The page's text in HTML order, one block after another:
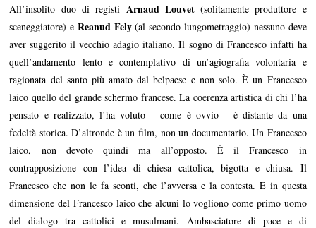
All’insolito duo di registi Arnaud Louvet(solitamente produttore e
sceneggiatore) e Reanud Fely(al secondo lungometraggio) nessuno deve
aver suggerito il vecchio adagio italiano. Il sogno di Francesco infatti ha
quell’andamento lento e contemplativo di un’agiografia volontaria e
ragionata del santo più amato dal belpaese e non solo. È un Francesco
laico quello del grande schermo francese. La coerenza artistica di chi l’ha
pensato e realizzato, l’ha voluto – come è ovvio – è distante da una
fedeltà storica. D’altronde è un film, non un documentario. Un Francesco
laico, non devoto quindi ma all’opposto. È il Francesco in
contrapposizione con l’idea di chiesa cattolica, bigotta e chiusa. Il
Francesco che non le fa sconti, che l’avversa e la contesta. E in questa
dimensione del Francesco laico che alcuni lo vogliono come primo uomo
del dialogo tra cattolici e musulmani. Ambasciatore di pace e di